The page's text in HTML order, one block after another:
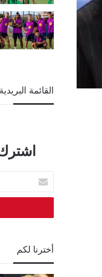
القائمة البريدية
أدخل
بريدك
الالكتروني
أخترنا لكم